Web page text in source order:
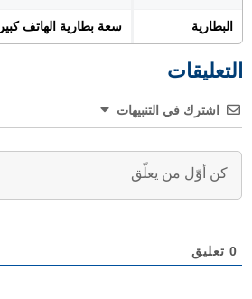
البطارية سعة بطارية الهاتف كبيرة (5000 مللي
التعليقات
اشترك في التنبيهات
0 تعليق